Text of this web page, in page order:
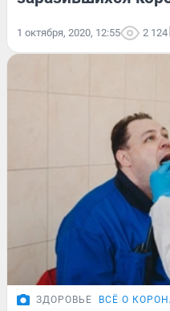
1 октября, 2020, 12:55 2 124
ЗДОРОВЬЕ ВСЁ О